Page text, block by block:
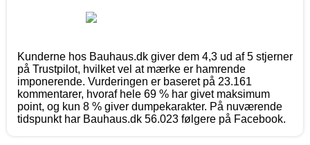
Kunderne hos Bauhaus.dk giver dem 4,3 ud af 5 stjerner
på Trustpilot, hvilket vel at mærke er hamrende
imponerende. Vurderingen er baseret på 23.161
kommentarer, hvoraf hele 69 % har givet maksimum
point, og kun 8 % giver dumpekarakter. På nuværende
tidspunkt har Bauhaus.dk 56.023 følgere på Facebook.